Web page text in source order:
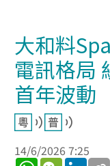
大和料
電訊格局
首年波動
14/6/2026 7:25